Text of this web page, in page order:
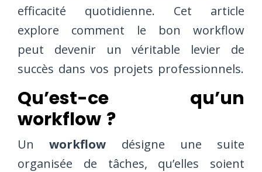
efficacité quotidienne. Cet article
explore comment le bon workflow
peut devenir un véritable levier de
succès dans vos projets professionnels.
Qu’est-ce qu’un
workflow ?
Unworkflow désigne une suite
organisée de tâches, qu’elles soient